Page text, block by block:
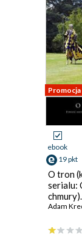
Promocja
ebook
19 pkt
O tron
serialu:
Adam